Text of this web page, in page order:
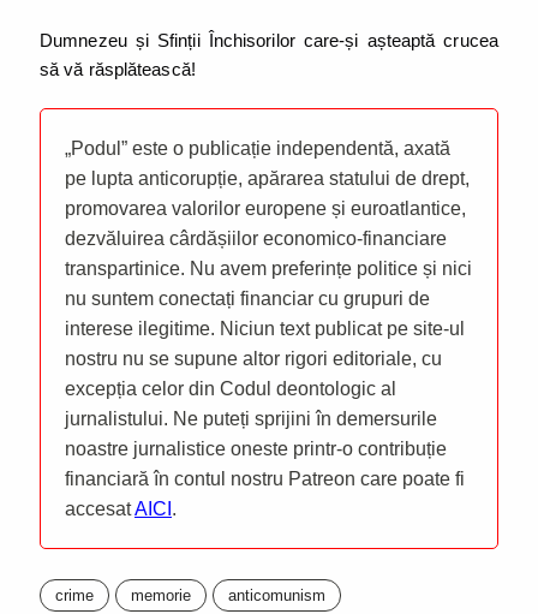
Dumnezeu și Sfinții Închisorilor care-și așteaptă crucea
să vă răsplătească!
„Podul” este o publicație independentă, axată
pe lupta anticorupție, apărarea statului de drept,
promovarea valorilor europene și euroatlantice,
dezvăluirea cârdășiilor economico-financiare
transpartinice. Nu avem preferințe politice și nici
nu suntem conectați financiar cu grupuri de
interese ilegitime. Niciun text publicat pe site-ul
nostru nu se supune altor rigori editoriale, cu
excepția celor din Codul deontologic al
jurnalistului. Ne puteți sprijini în demersurile
noastre jurnalistice oneste printr-o contribuție
financiară în contul nostru Patreon care poate fi
accesatAICI .
crime memorie anticomunism